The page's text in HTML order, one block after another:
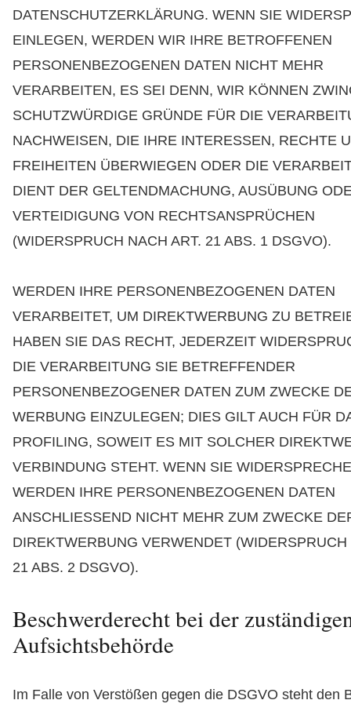
DATENSCHUTZERKLÄRUNG. WENN SIE
EINLEGEN, WERDEN WIR IHRE BETROFFENEN
PERSONENBEZOGENEN DATEN NICHT MEHR
VERARBEITEN, ES SEI DENN, WIR KÖNNEN
SCHUTZWÜRDIGE GRÜNDE FÜR DIE
NACHWEISEN, DIE IHRE INTERESSEN, RECHTE
FREIHEITEN ÜBERWIEGEN ODER DIE
DIENT DER GELTENDMACHUNG, AUSÜBUNG
VERTEIDIGUNG VON RECHTSANSPRÜCHEN
(WIDERSPRUCH NACH ART. 21 ABS. 1 DSGVO).
WERDEN IHRE PERSONENBEZOGENEN DATEN
VERARBEITET, UM DIREKTWERBUNG ZU
HABEN SIE DAS RECHT, JEDERZEIT
DIE VERARBEITUNG SIE BETREFFENDER
PERSONENBEZOGENER DATEN ZUM ZWECKE
WERBUNG EINZULEGEN; DIES GILT AUCH FÜR
PROFILING, SOWEIT ES MIT SOLCHER
VERBINDUNG STEHT. WENN SIE
WERDEN IHRE PERSONENBEZOGENEN DATEN
ANSCHLIESSEND NICHT MEHR ZUM ZWECKE
DIREKTWERBUNG VERWENDET (WIDERSPRUCH
21 ABS. 2 DSGVO).
Beschwerde­recht bei der
Aufsichts­behörde
Im Falle von Verstößen gegen die DSGVO steht den